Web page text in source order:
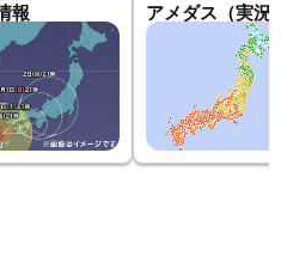
石山
札幌市西区
IC
札幌市厚別区大谷地
小樽市花園
岩見沢市大願町
岩見沢市東山
西方向
北海道滝川市
報 アメダス（実況